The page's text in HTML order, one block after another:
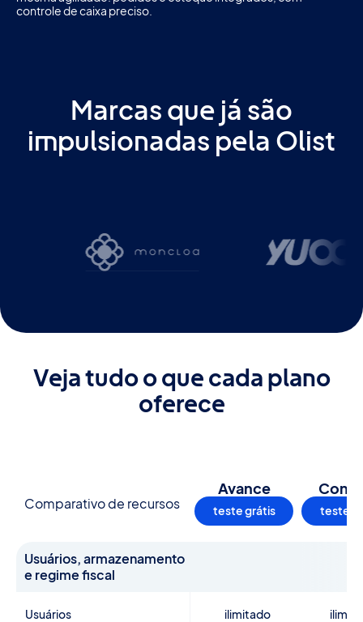
controle de caixa preciso.
Marcas que já são
impulsionadas pela Olist
Veja tudo o que cada plano
oferece
Comparativo de recursos
Avance
teste grátis teste
Usuários, armazenamento
e regime fiscal
Usuários ilimitado